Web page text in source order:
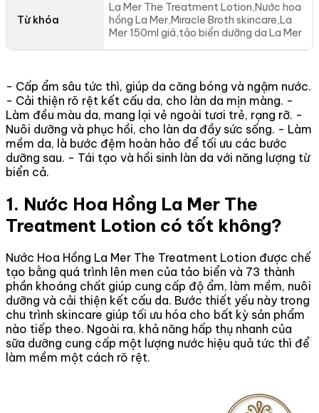
Từ khóa
La Mer The Treatment Lotion,Nước hoa
hồng La Mer,Miracle Broth skincare,La
Mer 150ml giá,tảo biển dưỡng da La Mer
- Cấp ẩm sâu tức thì, giúp da căng bóng và ngậm nước.
- Cải thiện rõ rệt kết cấu da, cho làn da mịn màng. -
Làm đều màu da, mang lại vẻ ngoài tươi trẻ, rạng rỡ. -
Nuôi dưỡng và phục hồi, cho làn da đầy sức sống. - Làm
mềm da, là bước đệm hoàn hảo để tối ưu các bước
dưỡng sau. - Tái tạo và hồi sinh làn da với năng lượng từ
biển cả.
1. Nước Hoa Hồng La Mer The
Treatment Lotion có tốt không?
Nước Hoa Hồng La Mer The Treatment Lotion được chế
tạo bằng quá trình lên men của tảo biển và 73 thành
phần khoáng chất giúp cung cấp độ ẩm, làm mềm, nuôi
dưỡng và cải thiện kết cấu da. Bước thiết yếu này trong
chu trình skincare giúp tối ưu hóa cho bất kỳ sản phẩm
nào tiếp theo. Ngoài ra, khả năng hấp thụ nhanh của
sữa dưỡng cung cấp một lượng nước hiệu quả tức thì để
làm mềm một cách rõ rệt.